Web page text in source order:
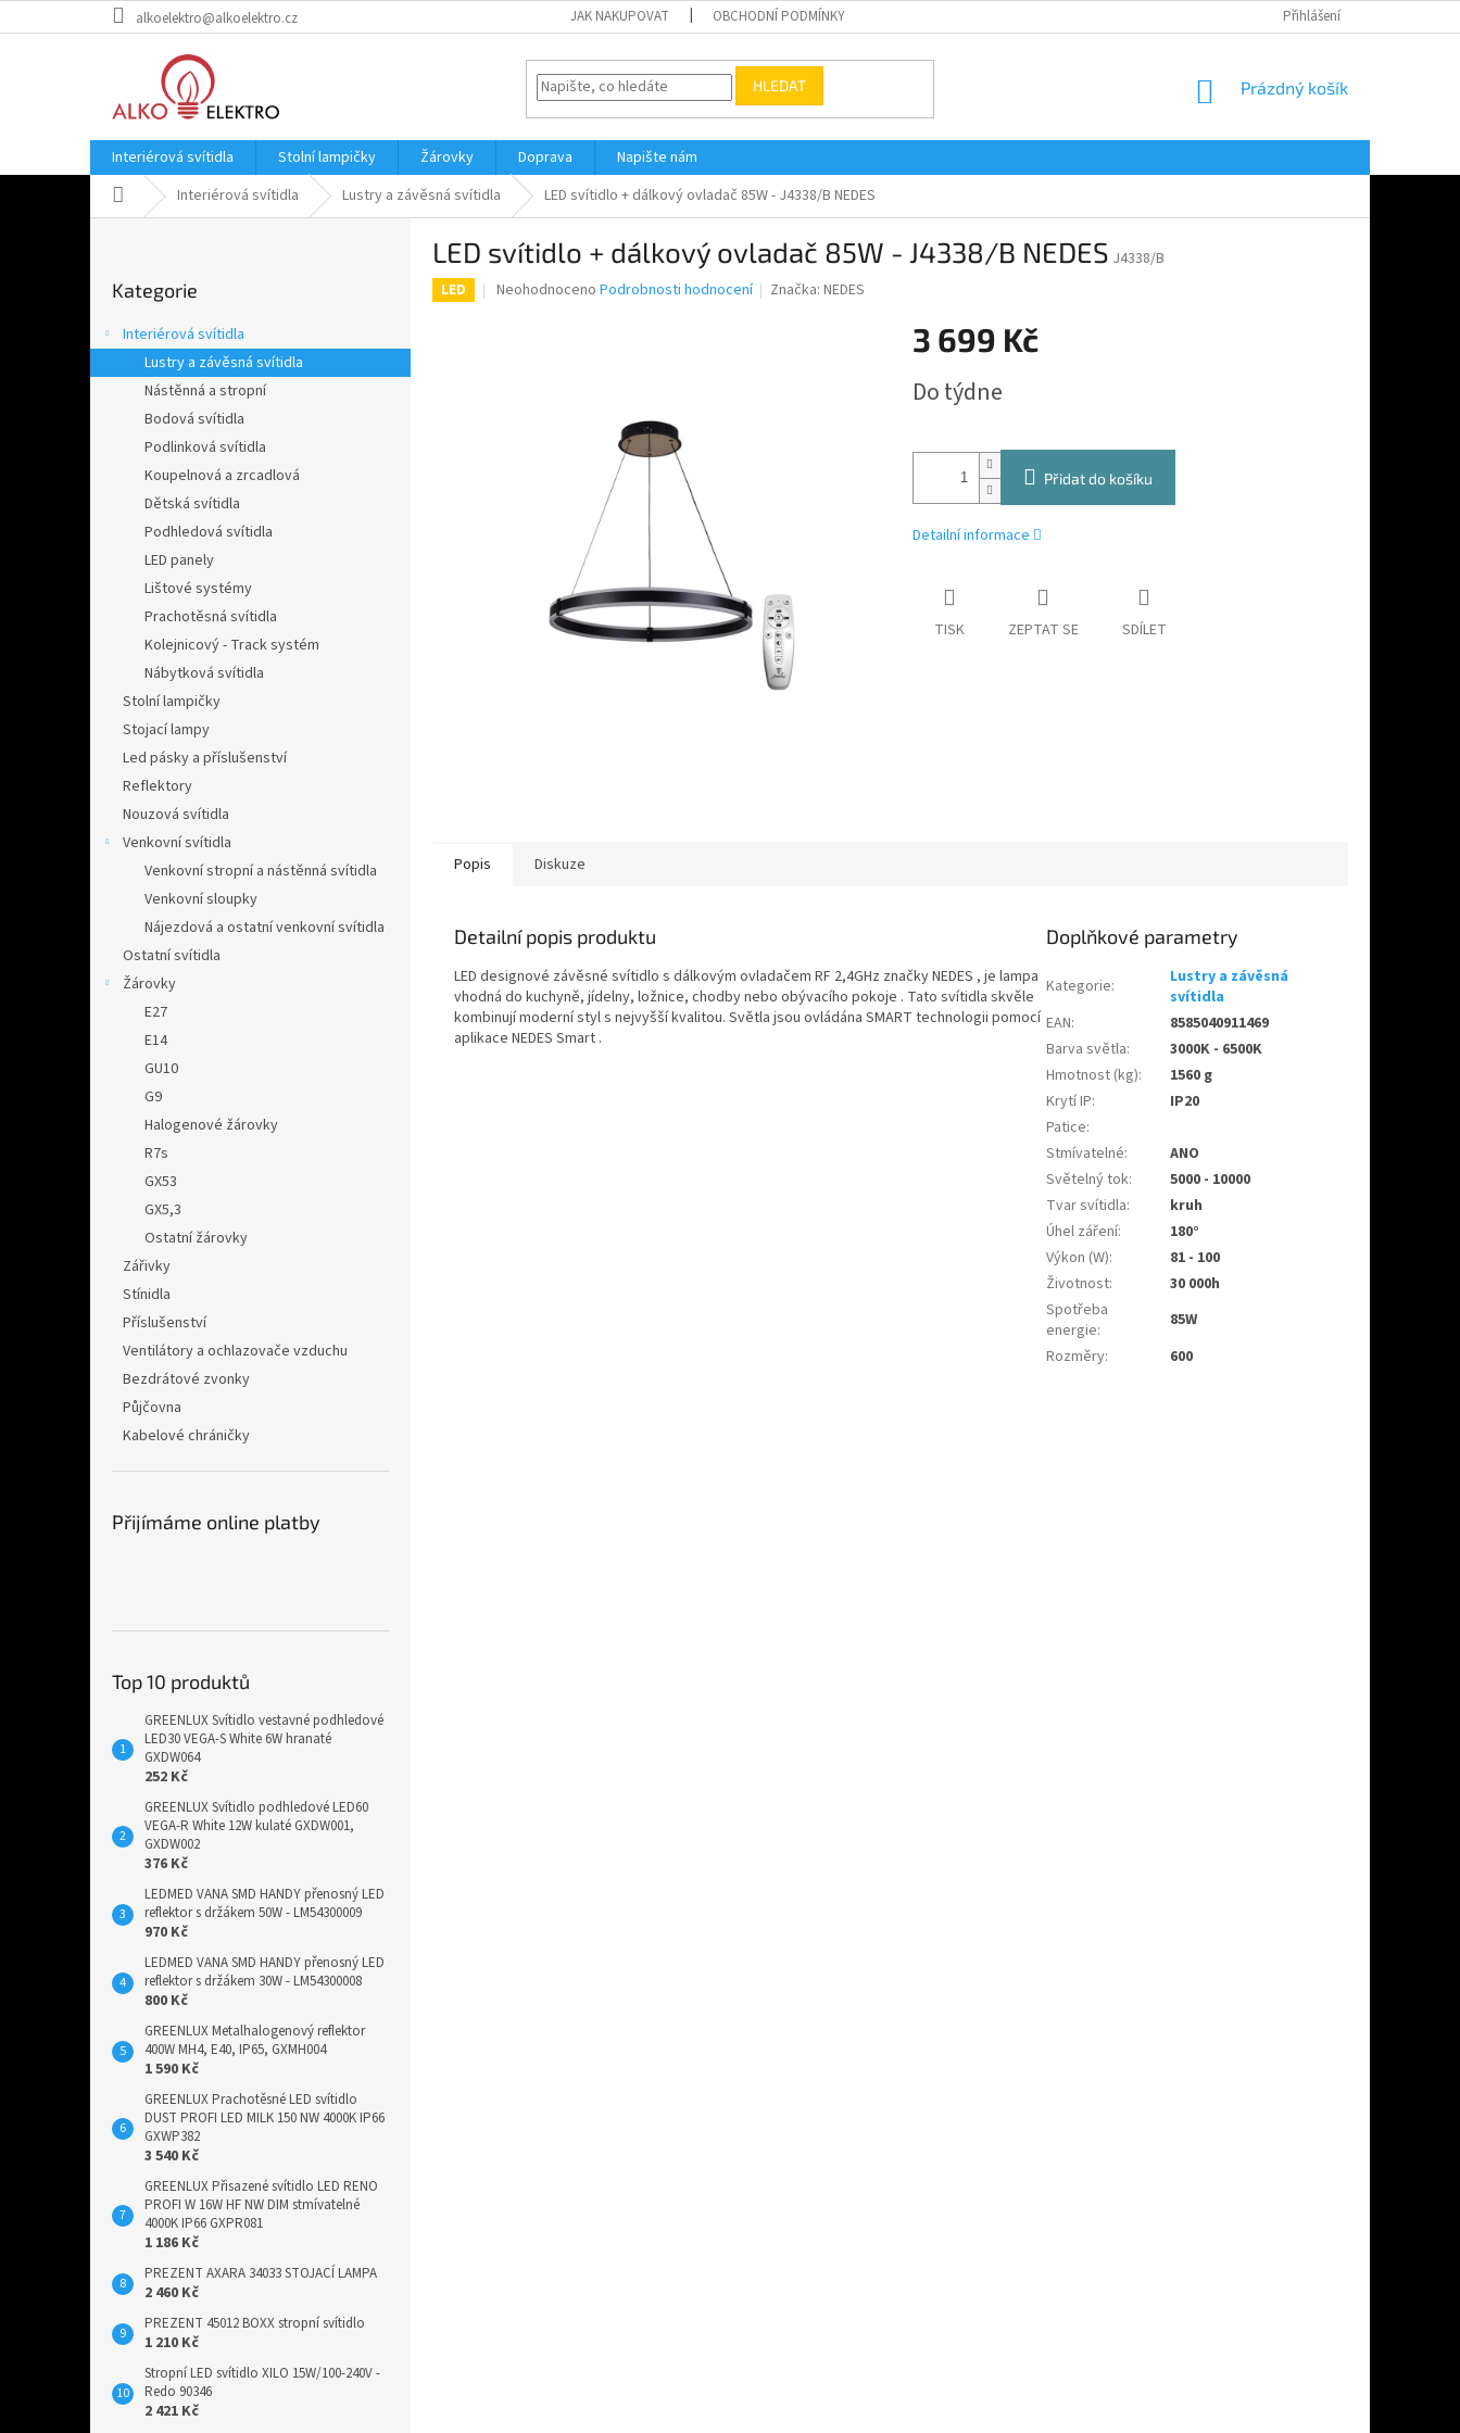
na
alkoelektro@alkoelektro.cz JAK NAKUPOVAT OBCHODNÍ PODMÍNKY Přihlášení
HLEDAT
NÁKUPNÍ
Prázdný košík
Interiérová svítidla Stolní lampičky Žárovky Doprava
Napište nám
Domů Interiérová svítidla Lustry a závěsná svítidla LED svítidlo + dálkový ovladač 85W - J4338/B NEDES
a
n
kategorie
Kategorie
Interiérová svítidla
Lustry a závěsná svítidla
Nástěnná a stropní
Bodová svítidla
Podlinková svítidla
Koupelnová a zrcadlová
Dětská svítidla
Podhledová svítidla
LED panely
Lištové systémy
Prachotěsná svítidla
Kolejnicový - Track systém
Nábytková svítidla
Stolní lampičky
Stojací lampy
Led pásky a příslušenství
Reflektory
Nouzová svítidla
Venkovní svítidla
Venkovní stropní a nástěnná svítidla
Venkovní sloupky
Nájezdová a ostatní venkovní svítidla
Ostatní svítidla
Žárovky
E27
E14
GU10
G9
Halogenové žárovky
R7s
GX53
GX5,3
Ostatní žárovky
Zářivky
Stínidla
Příslušenství
Ventilátory a ochlazovače vzduchu
Bezdrátové zvonky
Půjčovna
Kabelové chráničky
Přijímáme online platby
Top 10 produktů
GREENLUX Svítidlo vestavné podhledové
LED30 VEGA-S White 6W hranaté
GXDW064
252 Kč
GREENLUX Svítidlo podhledové LED60
VEGA-R White 12W kulaté GXDW001,
GXDW002
376 Kč
LEDMED VANA SMD HANDY přenosný LED
reflektor s držákem 50W - LM54300009
970 Kč
LEDMED VANA SMD HANDY přenosný LED
reflektor s držákem 30W - LM54300008
800 Kč
GREENLUX Metalhalogenový reflektor
400W MH4, E40, IP65, GXMH004
1 590 Kč
GREENLUX Prachotěsné LED svítidlo
DUST PROFI LED MILK 150 NW 4000K IP66
GXWP382
3 540 Kč
GREENLUX Přisazené svítidlo LED RENO
PROFI W 16W HF NW DIM stmívatelné
4000K IP66 GXPR081
1 186 Kč
PREZENT AXARA 34033 STOJACÍ LAMPA
2 460 Kč
PREZENT 45012 BOXX stropní svítidlo
1 210 Kč
Stropní LED svítidlo XILO 15W/100-240V -
Redo 90346
2 421 Kč
LED svítidlo + dálkový ovladač 85W - J4338/B NEDES J4338/B
LED
Průměrné
Neohodnoceno Podrobnosti hodnocení Značka:NEDES
3 699 Kč
cena:
Do týdne
Přidat do košíku
Detailní informace
TISK ZEPTAT SE SDÍLET
Popis Diskuze
Detailní popis produktu
LED designové závěsné svítidlo s dálkovým ovladačem RF 2,4GHz značky NEDES , je lampa
vhodná do kuchyně, jídelny, ložnice, chodby nebo obývacího pokoje . Tato svítidla skvěle
kombinují moderní styl s nejvyšší kvalitou. Světla jsou ovládána SMART technologii pomocí
aplikace NEDES Smart .
Doplňkové parametry
Kategorie:
Lustry a závěsná
svítidla
EAN:
8585040911469
Barva světla:
3000K - 6500K
Hmotnost (kg):
1560 g
Krytí IP:
IP20
Patice:
Stmívatelné:
ANO
Světelný tok:
5000 - 10000
Tvar svítidla:
kruh
Úhel záření:
180°
Výkon (W):
81 - 100
Životnost:
30 000h
Spotřeba
energie:
85W
Rozměry: 600